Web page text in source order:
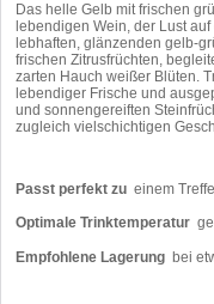
Das helle Gelb mit frischen
lebendigen Wein, der Lust
lebhaften, glänzenden gelb-
frischen Zitrusfrüchten,
zarten Hauch weißer Blüten.
lebendiger Frische und
und sonnengereiften
zugleich vielschichtigen
Passt perfekt zu einem
Optimale Trinktemperatur
Empfohlene Lagerung bei